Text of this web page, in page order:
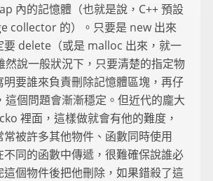
內的記憶體（也就是說，C++ 預設
collector 的）。只要是 new 出來
要 delete（或是 malloc 出來，就一
然說一般狀況下，只要清楚的指定物
要誰來負責刪除記憶體區塊，再仔
這個問題會漸漸穩定。但近代的龐大
裡面，這樣做就會有他的難度，
常被許多其他物件、函數同時使用
不同的函數中傳遞，很難確保說誰必
這個物件後把他刪除，如果錯殺了這